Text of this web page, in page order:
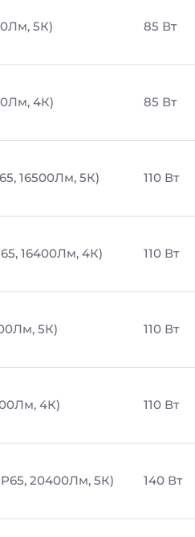
5К) 85 Вт
4К) 85 Вт
16500Лм, 5К) 110 Вт
16400Лм, 4К) 110 Вт
5К) 110 Вт
4К) 110 Вт
20400Лм, 5К) 140 Вт